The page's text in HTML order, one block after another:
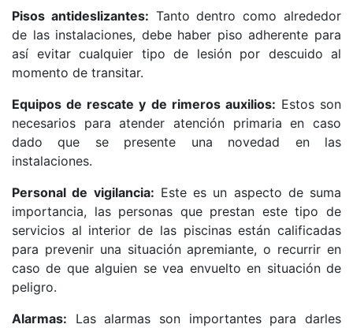
Pisos antideslizantes: Tanto dentro como alrededor
de las instalaciones, debe haber piso adherente para
así evitar cualquier tipo de lesión por descuido al
momento de transitar.
Equipos de rescate y de rimeros auxilios: Estos son
necesarios para atender atención primaria en caso
dado que se presente una novedad en las
instalaciones.
Personal de vigilancia: Este es un aspecto de suma
importancia, las personas que prestan este tipo de
servicios al interior de las piscinas están calificadas
para prevenir una situación apremiante, o recurrir en
caso de que alguien se vea envuelto en situación de
peligro.
Alarmas: Las alarmas son importantes para darles